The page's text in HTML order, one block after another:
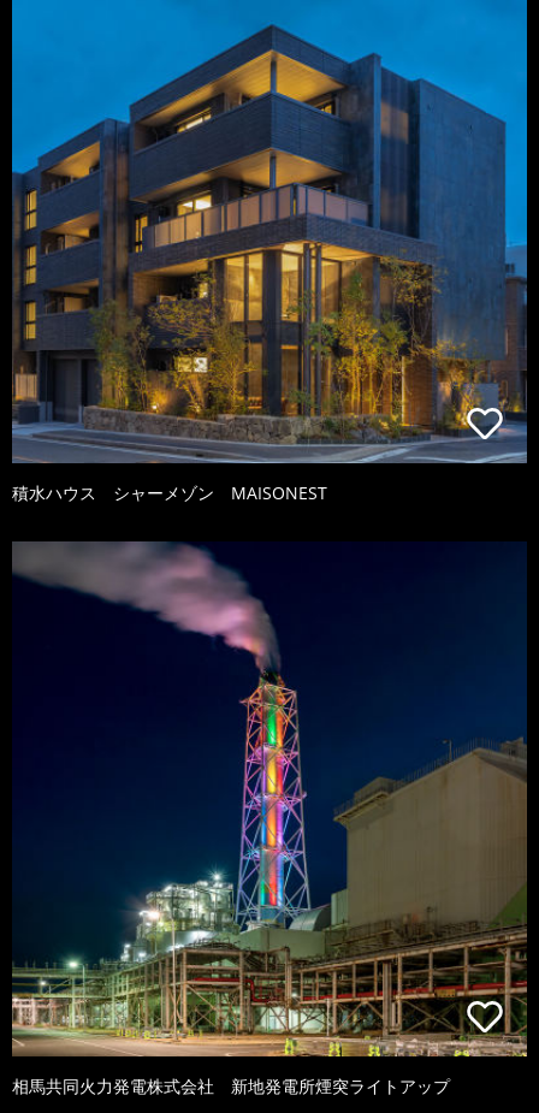
積水ハウス シャーメゾン MAISONEST
相馬共同火力発電株式会社 新地発電所煙突ライトアップ